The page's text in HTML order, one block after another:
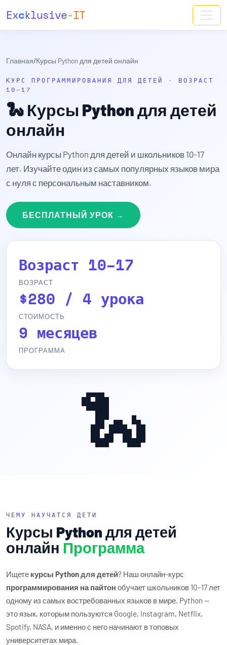
Excklusive-IT
Главная/Курсы Python для детей онлайн
КУРС ПРОГРАММИРОВАНИЯ ДЛЯ ДЕТЕЙ · ВОЗРАСТ
10–17
🐍 Курсы Python для детей
онлайн
Онлайн курсы Python для детей и школьников 10-17
лет. Изучайте один из самых популярных языков мира
с нуля с персональным наставником.
БЕСПЛАТНЫЙ УРОК →
Возраст 10–17
ВОЗРАСТ
$280 / 4 урока
СТОИМОСТЬ
9 месяцев
ПРОГРАММА
🐍
ЧЕМУ НАУЧАТСЯ ДЕТИ
Курсы Python для детей
онлайн Программа
Ищете курсы Python для детей? Наш онлайн-курс
программирования на пайтон обучает школьников 10–17 лет
одному из самых востребованных языков в мире. Python —
это язык, которым пользуются Google, Instagram, Netflix,
Spotify, NASA, и именно с него начинают в топовых
университетах мира.